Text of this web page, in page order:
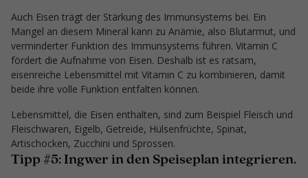
Auch Eisen trägt der Stärkung des Immunsystems bei. Ein
Mangel an diesem Mineral kann zu Anämie, also Blutarmut, und
verminderter Funktion des Immunsystems führen. Vitamin C
fördert die Aufnahme von Eisen. Deshalb ist es ratsam,
eisenreiche Lebensmittel mit Vitamin C zu kombinieren, damit
beide ihre volle Funktion entfalten können.
Lebensmittel, die Eisen enthalten, sind zum Beispiel Fleisch und
Fleischwaren, Eigelb, Getreide, Hülsenfrüchte, Spinat,
Artischocken, Zucchini und Sprossen.
Tipp #5: Ingwer in den Speiseplan integrieren.